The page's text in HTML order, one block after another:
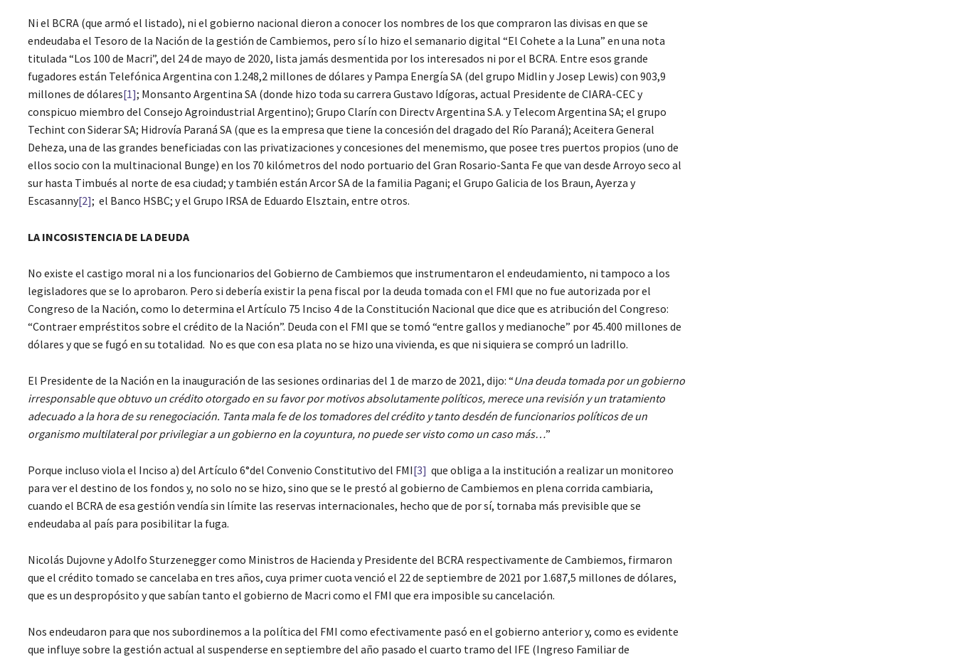
Ni el BCRA (que armó el listado), ni el gobierno nacional dieron a conocer los nombres de los que compraron las divisas en que se
endeudaba el Tesoro de la Nación de la gestión de Cambiemos, pero sí lo hizo el semanario digital “El Cohete a la Luna” en una nota
titulada “Los 100 de Macri”, del 24 de mayo de 2020, lista jamás desmentida por los interesados ni por el BCRA. Entre esos grande
fugadores están Telefónica Argentina con 1.248,2 millones de dólares y Pampa Energía SA (del grupo Midlin y Josep Lewis) con 903,9
millones de dólares[1]; Monsanto Argentina SA (donde hizo toda su carrera Gustavo Idígoras, actual Presidente de CIARA-CEC y
conspicuo miembro del Consejo Agroindustrial Argentino); Grupo Clarín con Directv Argentina S.A. y Telecom Argentina SA; el grupo
Techint con Siderar SA; Hidrovía Paraná SA (que es la empresa que tiene la concesión del dragado del Río Paraná); Aceitera General
Deheza, una de las grandes beneficiadas con las privatizaciones y concesiones del menemismo, que posee tres puertos propios (uno de
ellos socio con la multinacional Bunge) en los 70 kilómetros del nodo portuario del Gran Rosario-Santa Fe que van desde Arroyo seco al
sur hasta Timbués al norte de esa ciudad; y también están Arcor SA de la familia Pagani; el Grupo Galicia de los Braun, Ayerza y
Escasanny[2]; el Banco HSBC; y el Grupo IRSA de Eduardo Elsztain, entre otros.
LA INCOSISTENCIA DE LA DEUDA
No existe el castigo moral ni a los funcionarios del Gobierno de Cambiemos que instrumentaron el endeudamiento, ni tampoco a los
legisladores que se lo aprobaron. Pero si debería existir la pena fiscal por la deuda tomada con el FMI que no fue autorizada por el
Congreso de la Nación, como lo determina el Artículo 75 Inciso 4 de la Constitución Nacional que dice que es atribución del Congreso:
“Contraer empréstitos sobre el crédito de la Nación”. Deuda con el FMI que se tomó “entre gallos y medianoche” por 45.400 millones de
dólares y que se fugó en su totalidad. No es que con esa plata no se hizo una vivienda, es que ni siquiera se compró un ladrillo.
El Presidente de la Nación en la inauguración de las sesiones ordinarias del 1 de marzo de 2021, dijo: “Una deuda tomada por un gobierno
irresponsable que obtuvo un crédito otorgado en su favor por motivos absolutamente políticos, merece una revisión y un tratamiento
adecuado a la hora de su renegociación. Tanta mala fe de los tomadores del crédito y tanto desdén de funcionarios políticos de un
organismo multilateral por privilegiar a un gobierno en la coyuntura, no puede ser visto como un caso más…”
Porque incluso viola el Inciso a) del Artículo 6°del Convenio Constitutivo del FMI[3] que obliga a la institución a realizar un monitoreo
para ver el destino de los fondos y, no solo no se hizo, sino que se le prestó al gobierno de Cambiemos en plena corrida cambiaria,
cuando el BCRA de esa gestión vendía sin límite las reservas internacionales, hecho que de por sí, tornaba más previsible que se
endeudaba al país para posibilitar la fuga.
Nicolás Dujovne y Adolfo Sturzenegger como Ministros de Hacienda y Presidente del BCRA respectivamente de Cambiemos, firmaron
que el crédito tomado se cancelaba en tres años, cuya primer cuota venció el 22 de septiembre de 2021 por 1.687,5 millones de dólares,
que es un despropósito y que sabían tanto el gobierno de Macri como el FMI que era imposible su cancelación.
Nos endeudaron para que nos subordinemos a la política del FMI como efectivamente pasó en el gobierno anterior y, como es evidente
que influye sobre la gestión actual al suspenderse en septiembre del año pasado el cuarto tramo del IFE (Ingreso Familiar de